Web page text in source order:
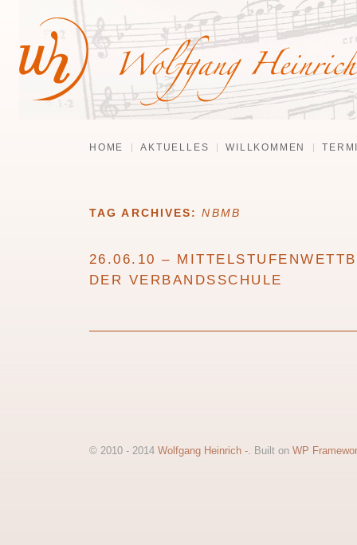
HOME AKTUELLES WILLKOMMEN
TAG ARCHIVES:NBMB
26.06.10 –
DER VERBANDSSCHULE
© 2010 - 2014 Wolfgang Heinrich -. Built on WP